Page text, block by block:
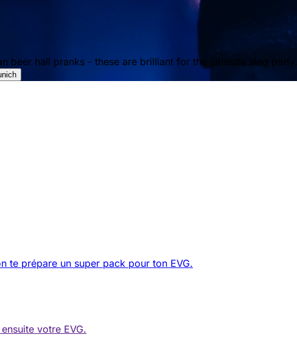
beer hall pranks - these are brilliant for the ultimate stag party.
te prépare un super pack pour ton EVG.
votre EVG.